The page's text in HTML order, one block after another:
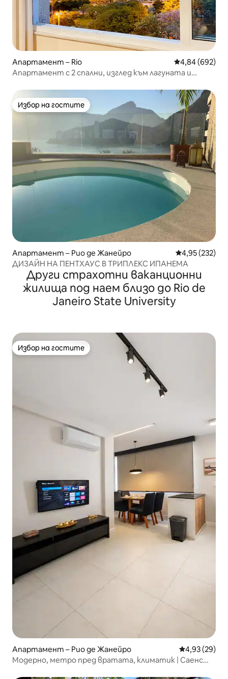
Апартамент – Rio Средна
4,84 (692)
Апартамент с 2 спални, изглед към лагуната и
Избор на гостите
Избор на гостите
Апартамент – Рио де Жанейро Средна
4,95 (232)
ДИЗАЙН НА ПЕНТХАУС В ТРИПЛЕКС ИПАНЕМА
Други страхотни ваканционни
жилища под наем близо до Rio de
Janeiro State University
Избор на гостите
Избор на гостите
Апартамент – Рио де Жанейро Средна
4,93 (29)
Модерно, метро пред вратата, климатик | Саенс